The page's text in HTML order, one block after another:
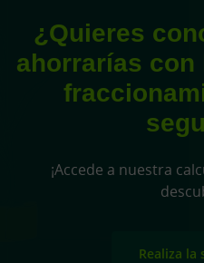
¿Quieres
ahorrarías
¡Accede a nuestra
Realiza la